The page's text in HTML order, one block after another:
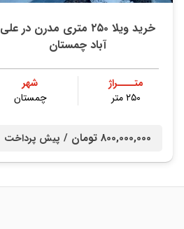
خرید ویلا ۲۵۰ متری مدرن در علی
آباد چمستان
متــــراژ
۲۵۰ متر
شهر
چمستان
800,000,000 تومان / پیش پرداخت